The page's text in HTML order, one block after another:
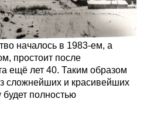
началось в 1983-ем, а
простоит после
ещё лет 40. Таким образом
сложнейших и красивейших
полностью